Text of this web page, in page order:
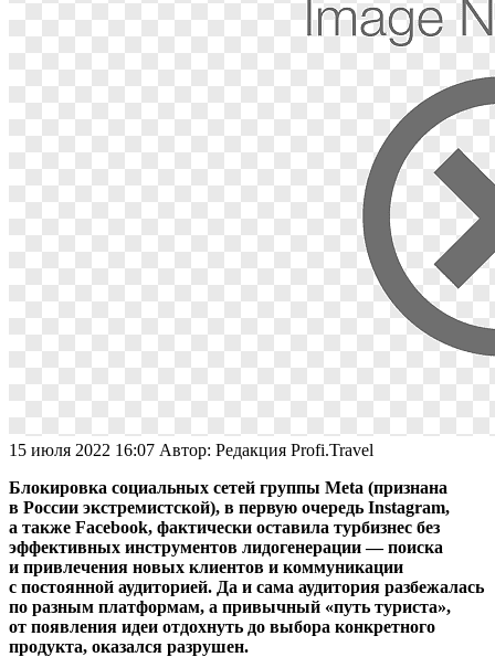
15 июля 2022 16:07 Автор: Редакция Profi.Travel
Блокировка социальных сетей группы Meta (признана
в России экстремистской), в первую очередь Instagram,
а также Facebook, фактически оставила турбизнес без
эффективных инструментов лидогенерации — поиска
и привлечения новых клиентов и коммуникации
с постоянной аудиторией. Да и сама аудитория разбежалась
по разным платформам, а привычный «путь туриста»,
от появления идеи отдохнуть до выбора конкретного
продукта, оказался разрушен.